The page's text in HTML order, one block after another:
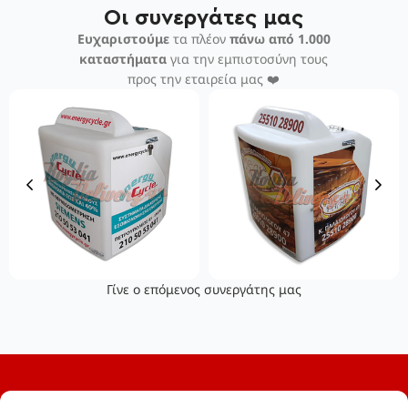
Οι συνεργάτες μας
Ευχαριστούμετα πλέον πάνω από 1.000
καταστήματα για την εμπιστοσύνη τους
προς την εταιρεία μας ❤️
Γίνε ο επόμενος συνεργάτης μας